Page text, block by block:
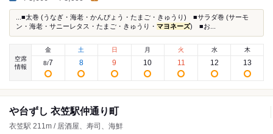
...■太巻 (うなぎ・海老・かんぴょう・たまご・きゅうり) ■サラダ巻 (サーモ
ン・海老・サニーレタス・たまご・きゅうり・ マヨネーズ) ■お...
空席
情報
金
8/7
土
8
日
9
月
10
火
11
水
12
木
13
や台ずし 衣笠駅仲通り町
衣笠駅 211m / 居酒屋、寿司、海鮮